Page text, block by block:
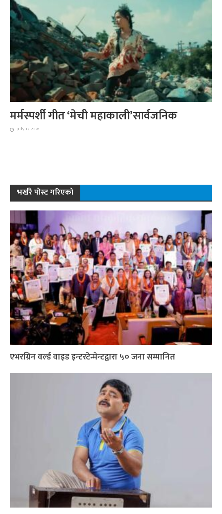
मर्मस्पर्शी गीत ‘मेची महाकाली’सार्वजनिक
July 17, 2026
भर्खरै पोस्ट गरिएको
एभरग्रिन वर्ल्ड वाइड इन्टरटेन्मेन्टद्वारा ५० जना सम्मानित